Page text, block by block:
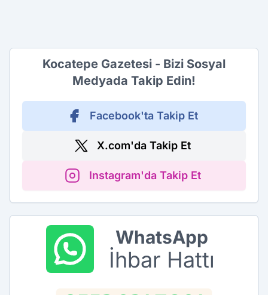
Kocatepe Gazetesi - Bizi Sosyal
Medyada Takip Edin!
Facebook'ta Takip Et
X.com'da Takip Et
Instagram'da Takip Et
WhatsApp
İhbar Hattı